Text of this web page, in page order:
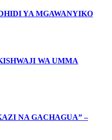
YA MGAWANYIKO
WA UMMA
NA GACHAGUA” –